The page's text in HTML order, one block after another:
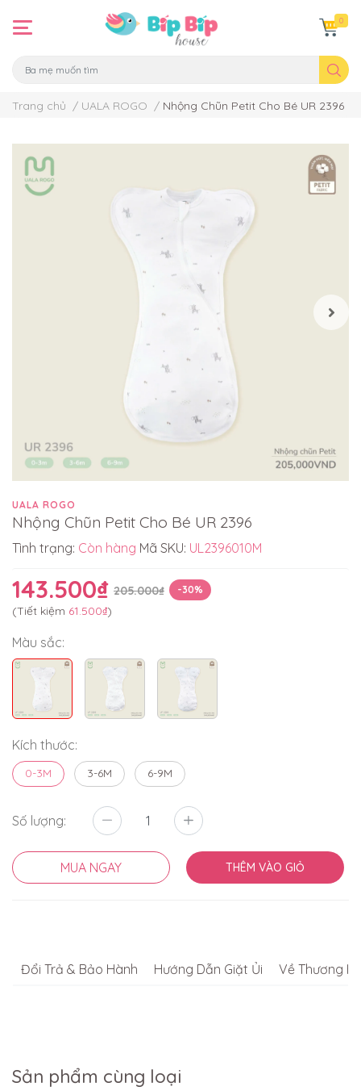
0
Trang chủ / UALA ROGO / Nhộng Chũn Petit Cho Bé UR 2396
UALA ROGO
Nhộng Chũn Petit Cho Bé UR 2396
Tình trạng: Còn hàng Mã SKU: UL2396010M
143.500₫ 205.000₫ -30%
(Tiết kiệm 61.500₫)
Màu sắc:
Kích thước:
0-3M 3-6M 6-9M
Số lượng:
MUA NGAY THÊM VÀO GIỎ
Đổi Trả & Bảo Hành Hướng Dẫn Giặt Ủi Về Thương
Sản phẩm cùng loại